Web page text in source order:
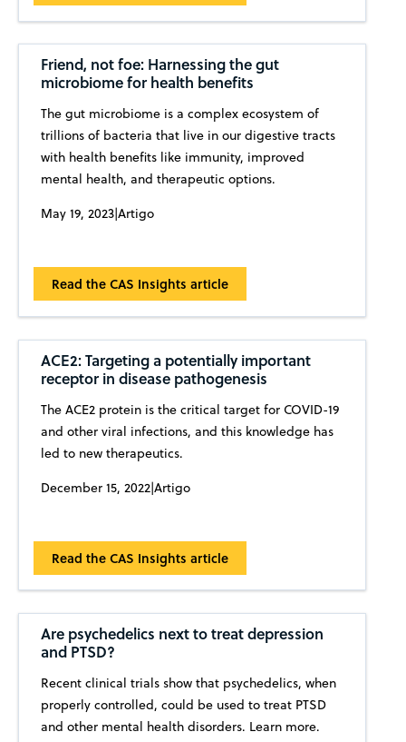
Friend, not foe: Harnessing the gut
microbiome for health benefits
The gut microbiome is a complex ecosystem of
trillions of bacteria that live in our digestive tracts
with health benefits like immunity, improved
mental health, and therapeutic options.
May 19, 2023|Artigo
Read the CAS Insights article
ACE2: Targeting a potentially important
receptor in disease pathogenesis
The ACE2 protein is the critical target for COVID-19
and other viral infections, and this knowledge has
led to new therapeutics.
December 15, 2022|Artigo
Read the CAS Insights article
Are psychedelics next to treat depression
and PTSD?
Recent clinical trials show that psychedelics, when
properly controlled, could be used to treat PTSD
and other mental health disorders. Learn more.